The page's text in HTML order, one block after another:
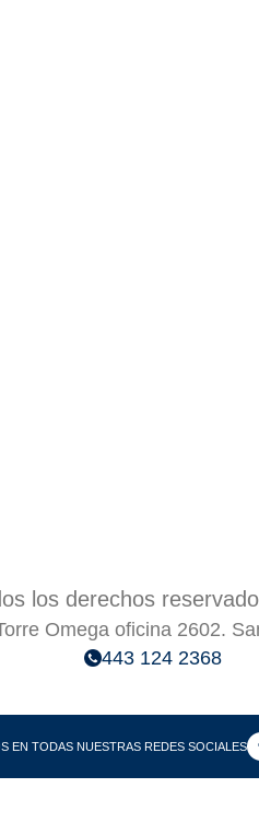
los derechos
Omega oficina 2602.
443 124 2368
EN TODAS NUESTRAS REDES SOCIALES